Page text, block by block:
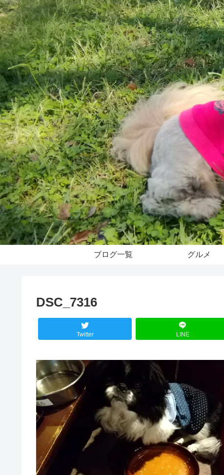
ブログ一覧 グルメ
DSC_7316
Twitter LINE